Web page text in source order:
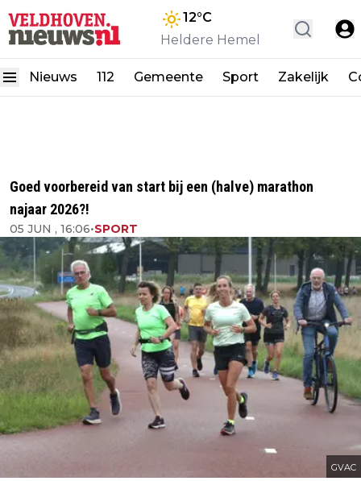
12°C
Heldere Hemel
Nieuws 112 Gemeente Sport Zakelijk
Goed voorbereid van start bij een (halve) marathon
najaar 2026?!
05 JUN , 16:06•SPORT
GVAC